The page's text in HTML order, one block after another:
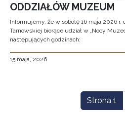
ODDZIAŁÓW MUZEUM
Informujemy, że w sobotę 16 maja 2026
Tarnowskiej biorące udział w „Nocy
następujących godzinach:
15 maja, 2026
Strona 1